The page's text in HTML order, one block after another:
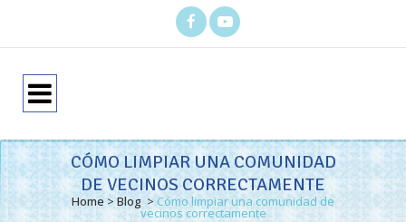
CÓMO LIMPIAR UNA COMUNIDAD
DE VECINOS CORRECTAMENTE
Home > Blog > Cómo limpiar una comunidad de
vecinos correctamente